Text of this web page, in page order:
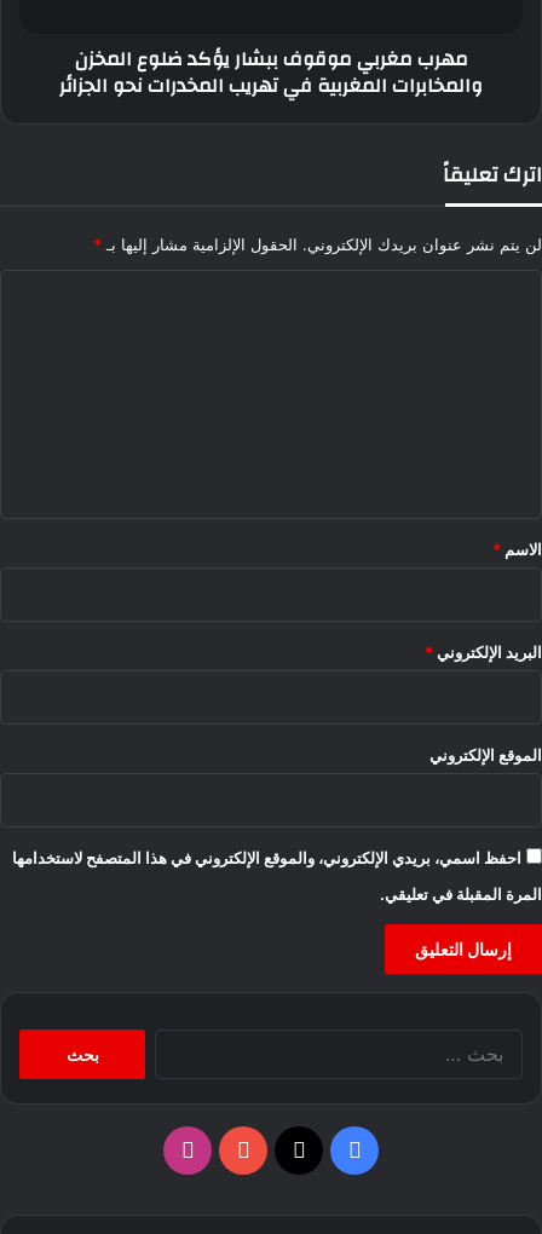
مهرب مغربي موقوف ببشار يؤكد ضلوع المخزن
والمخابرات المغربية في تهريب المخدرات نحو الجزائر
اترك تعليقاً
لن يتم نشر عنوان بريدك الإلكتروني. الحقول الإلزامية مشار إليها بـ *
*
الاسم *
البريد الإلكتروني *
الموقع الإلكتروني
احفظ اسمي، بريدي الإلكتروني، والموقع الإلكتروني في هذا المتصفح لاستخدامها
المرة المقبلة في تعليقي.
فيسبوك ‫YouTubeانستقرام